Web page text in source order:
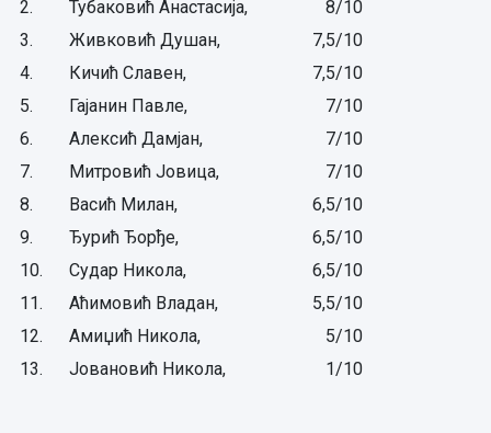
2.
Тубаковић Анастасија,
8/10
3.
Живковић Душан,
7,5/10
4.
Кичић Славен,
7,5/10
5.
Гајанин Павле,
7/10
6.
Алексић Дамјан,
7/10
7.
Митровић Јовица,
7/10
8.
Васић Милан,
6,5/10
9.
Ђурић Ђорђе,
6,5/10
10.
Судар Никола,
6,5/10
11.
Аћимовић Владан,
5,5/10
12.
Амиџић Никола,
5/10
13.
Јовановић Никола, 1/10